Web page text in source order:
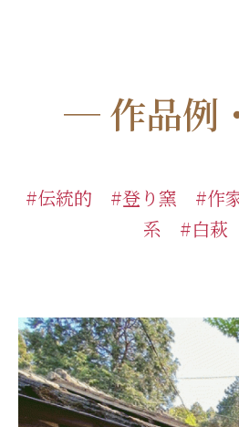
─ 作品例
#伝統的 #登り窯 #作
系 #白萩